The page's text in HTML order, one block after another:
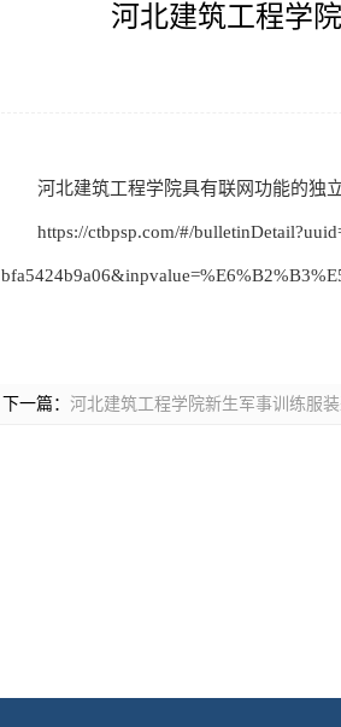
河北建筑工程学
河北建筑工程学院具有联网功能的独
https://ctbpsp.com/#/
下一篇： 河北建筑工程学院新生军事训练服